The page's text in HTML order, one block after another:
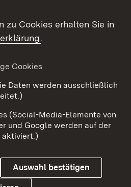
zu Cookies erhalten Sie in
.
Cookies
Daten werden ausschließlich
(Social-Media-Elemente von
und Google werden auf der
aktiviert.)
Auswahl bestätigen